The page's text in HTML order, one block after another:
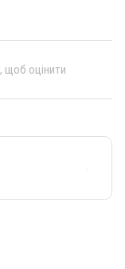
, щоб оцінити